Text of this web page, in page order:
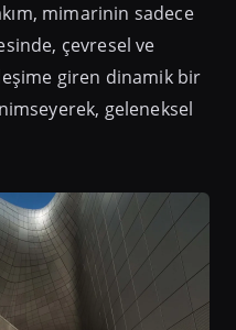
mimarinin sadece
çevresel ve
giren dinamik bir
geleneksel